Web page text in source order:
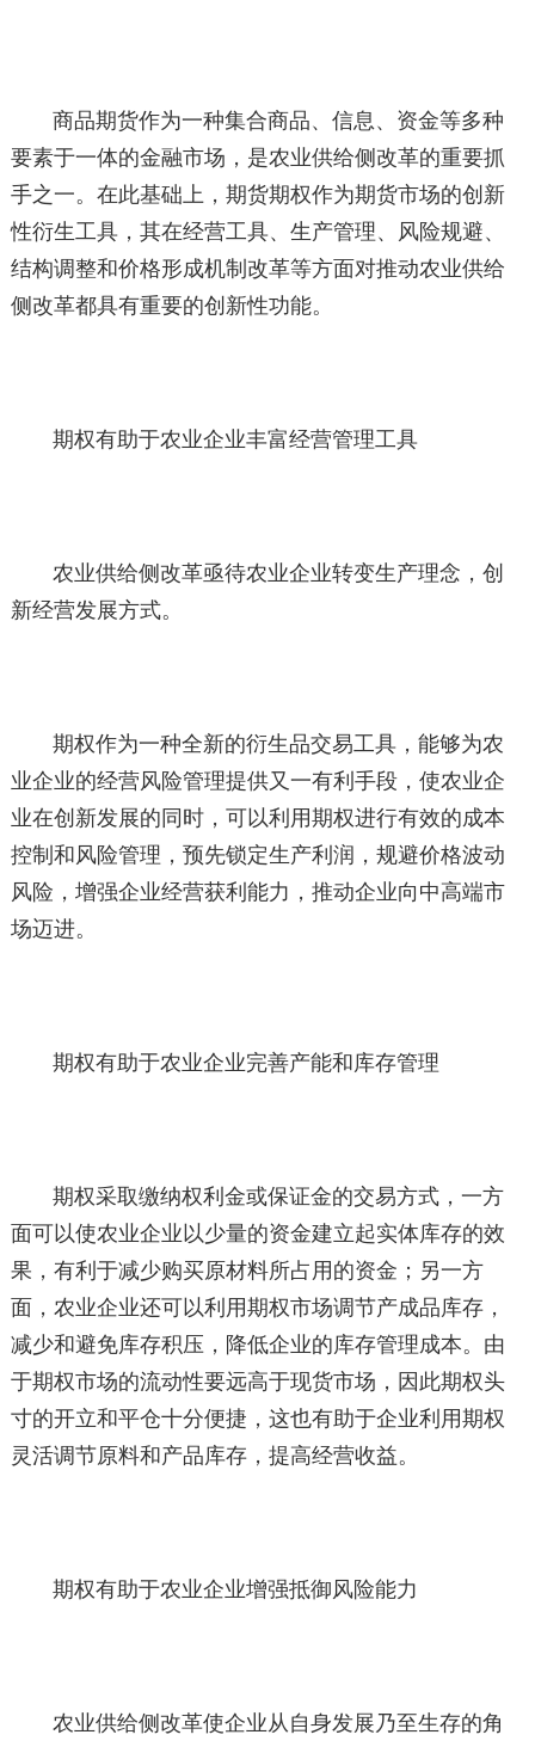
商品期货作为一种集合商品、信息、资金等多种
要素于一体的金融市场，是农业供给侧改革的重要抓
手之一。在此基础上，期货期权作为期货市场的创新
性衍生工具，其在经营工具、生产管理、风险规避、
结构调整和价格形成机制改革等方面对推动农业供给
侧改革都具有重要的创新性功能。
期权有助于农业企业丰富经营管理工具
农业供给侧改革亟待农业企业转变生产理念，创
新经营发展方式。
期权作为一种全新的衍生品交易工具，能够为农
业企业的经营风险管理提供又一有利手段，使农业企
业在创新发展的同时，可以利用期权进行有效的成本
控制和风险管理，预先锁定生产利润，规避价格波动
风险，增强企业经营获利能力，推动企业向中高端市
场迈进。
期权有助于农业企业完善产能和库存管理
期权采取缴纳权利金或保证金的交易方式，一方
面可以使农业企业以少量的资金建立起实体库存的效
果，有利于减少购买原材料所占用的资金；另一方
面，农业企业还可以利用期权市场调节产成品库存，
减少和避免库存积压，降低企业的库存管理成本。由
于期权市场的流动性要远高于现货市场，因此期权头
寸的开立和平仓十分便捷，这也有助于企业利用期权
灵活调节原料和产品库存，提高经营收益。
期权有助于农业企业增强抵御风险能力
农业供给侧改革使企业从自身发展乃至生存的角